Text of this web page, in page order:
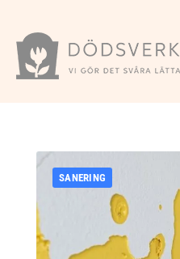
SANERING